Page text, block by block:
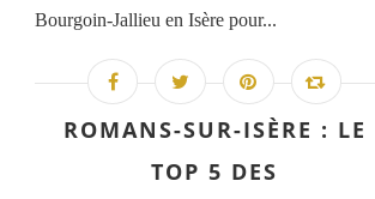
Bourgoin-Jallieu en Isère pour...
ROMANS-SUR-ISÈRE : LE
TOP 5 DES